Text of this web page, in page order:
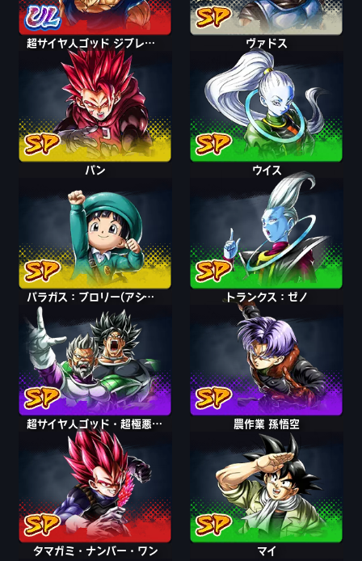
超サイヤ人ゴッド ジブレット ヴァドス
パン ウイス
パラガス：ブロリー(アシスト) トランクス：ゼノ
超サイヤ人ゴッド・超極悪化 ベジータ 農作業 孫悟空
タマガミ・ナンバー・ワン マイ